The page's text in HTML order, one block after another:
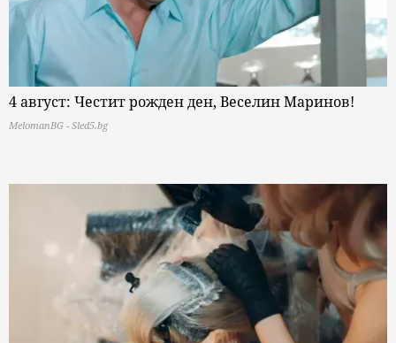
4 август: Честит рожден ден, Веселин Маринов!
MelomanBG - Sled5.bg